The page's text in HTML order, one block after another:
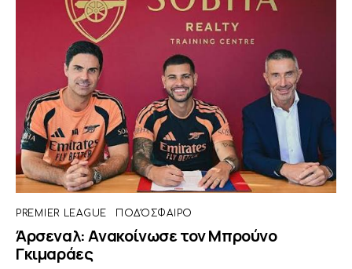
PREMIER LEAGUE ΠΟΔΌΣΦΑΙΡΟ
Άρσεναλ: Ανακοίνωσε τον Μπρούνο
Γκιμαράες